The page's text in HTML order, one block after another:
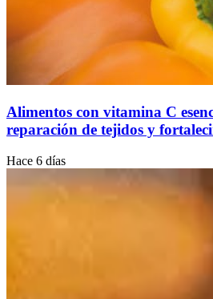
Alimentos con vitamina C
reparación de tejidos y
Hace 6 días